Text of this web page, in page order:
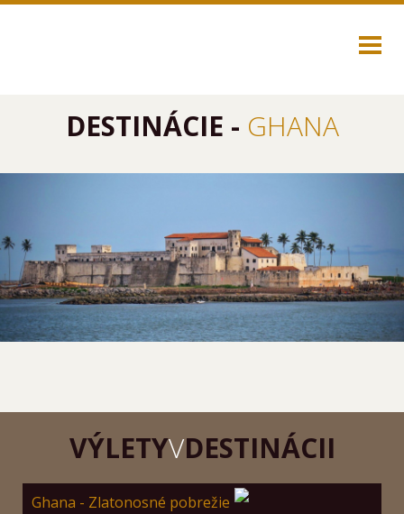
DESTINÁCIE - GHANA
VÝLETYVDESTINÁCII
Ghana - Zlatonosné pobrežie